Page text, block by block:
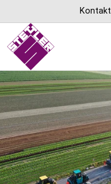
zum
Inhalt
Kontakt